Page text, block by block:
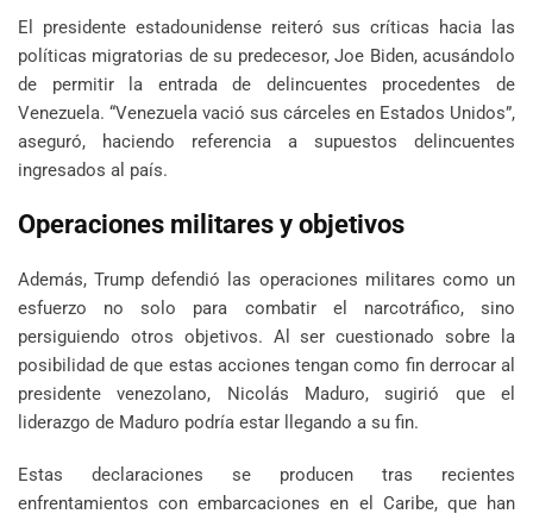
El presidente estadounidense reiteró sus críticas hacia las
políticas migratorias de su predecesor, Joe Biden, acusándolo
de permitir la entrada de delincuentes procedentes de
Venezuela. “Venezuela vació sus cárceles en Estados Unidos”,
aseguró, haciendo referencia a supuestos delincuentes
ingresados al país.
Operaciones militares y objetivos
Además, Trump defendió las operaciones militares como un
esfuerzo no solo para combatir el narcotráfico, sino
persiguiendo otros objetivos. Al ser cuestionado sobre la
posibilidad de que estas acciones tengan como fin derrocar al
presidente venezolano, Nicolás Maduro, sugirió que el
liderazgo de Maduro podría estar llegando a su fin.
Estas declaraciones se producen tras recientes
enfrentamientos con embarcaciones en el Caribe, que han